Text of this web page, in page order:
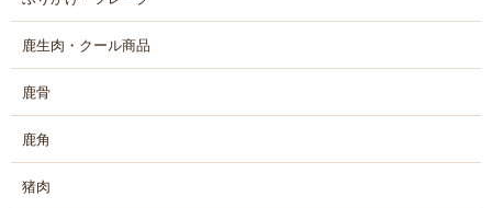
鹿生肉・クール商品
鹿骨
鹿角
猪肉